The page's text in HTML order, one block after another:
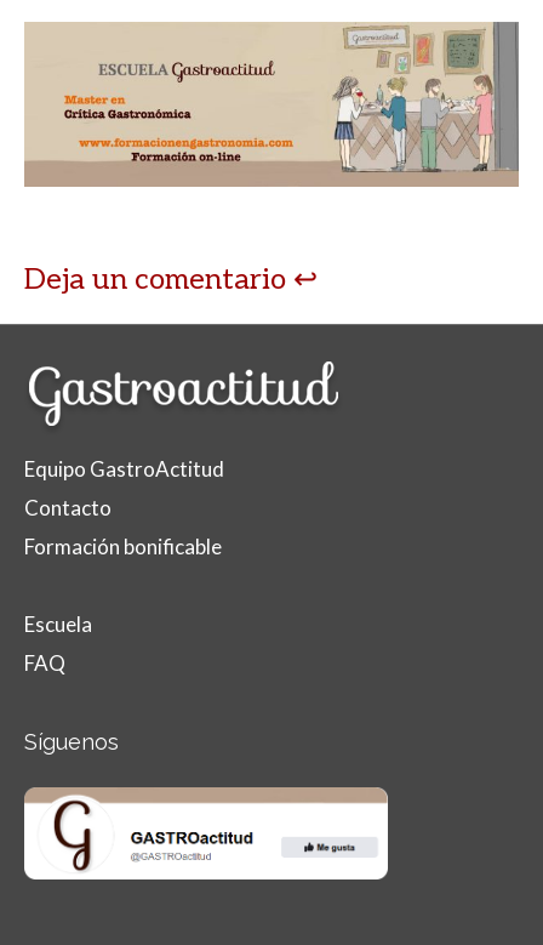
Deja un comentario
Equipo GastroActitud
Contacto
Formación bonificable
Escuela
FAQ
Síguenos